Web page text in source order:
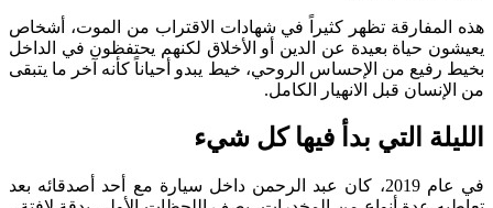
هذه المفارقة تظهر كثيراً في شهادات الاقتراب من الموت، أشخاص
يعيشون حياة بعيدة عن الدين أو الأخلاق لكنهم يحتفظون في الداخل
بخيط رفيع من الإحساس الروحي، خيط يبدو أحياناً كأنه آخر ما يتبقى
من الإنسان قبل الانهيار الكامل.
الليلة التي بدأ فيها كل شيء
في عام 2019، كان عبد الرحمن داخل سيارة مع أحد أصدقائه بعد